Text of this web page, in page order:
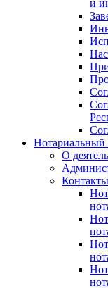
и
Нотариальный
О
Контакты